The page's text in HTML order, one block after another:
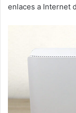
enlaces a Internet